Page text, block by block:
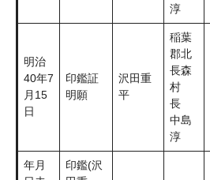
淳
明治
40年7
月15
日
印鑑証
明願
沢田重
平
稲葉
郡北
長森
村
長
中島
淳
年月
印鑑(沢